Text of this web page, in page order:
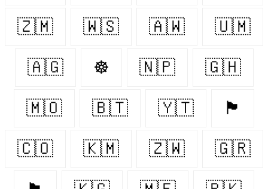
🇿🇲 🇼🇸 🇦🇼 🇺🇲
🇦🇬 ☸ 🇳🇵 🇬🇭
🇲🇴 🇧🇹 🇾🇹 🏴󠁧󠁢󠁥󠁮󠁧󠁿
🇨🇴 🇰🇲 🇿🇼 🇬🇷